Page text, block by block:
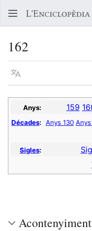
162
Llegir en un atre
Anys: 159
Décades: Anys 130
Sigles: